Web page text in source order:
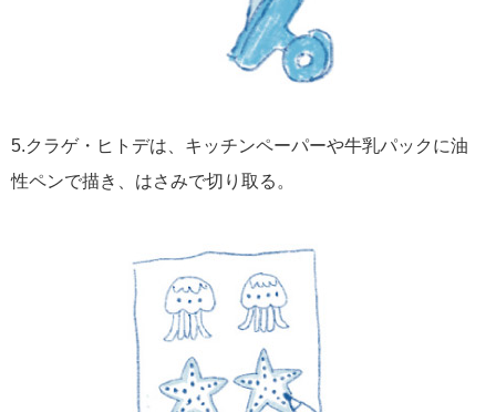
5.クラゲ・ヒトデは、キッチンペーパーや牛乳パックに油
性ペンで描き、はさみで切り取る。